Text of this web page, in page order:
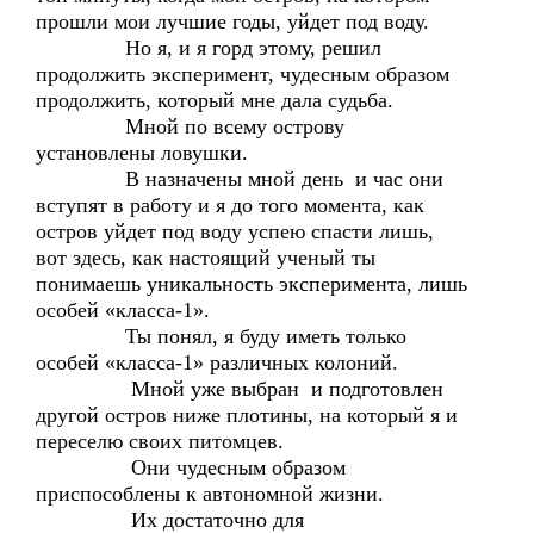
прошли мои лучшие годы, уйдет под воду.
Но я, и я горд этому, решил
продолжить эксперимент, чудесным образом
продолжить, который мне дала судьба.
Мной по всему острову
установлены ловушки.
В назначены мной день и час они
вступят в работу и я до того момента, как
остров уйдет под воду успею спасти лишь,
вот здесь, как настоящий ученый ты
понимаешь уникальность эксперимента, лишь
особей «класса-1».
Ты понял, я буду иметь только
особей «класса-1» различных колоний.
Мной уже выбран и подготовлен
другой остров ниже плотины, на который я и
переселю своих питомцев.
Они чудесным образом
приспособлены к автономной жизни.
Их достаточно для